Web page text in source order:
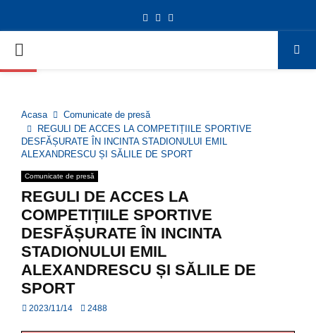
Deschide bara de unelte
Facebook
Twitter
PRIMARY
Acasa
Comunicate de presă
REGULI DE ACCES LA COMPETIȚIILE SPORTIVE
DESFĂȘURATE ÎN INCINTA STADIONULUI EMIL
ALEXANDRESCU ȘI SĂLILE DE SPORT
Comunicate de presă
REGULI DE ACCES LA
COMPETIȚIILE SPORTIVE
DESFĂȘURATE ÎN INCINTA
STADIONULUI EMIL
ALEXANDRESCU ȘI SĂLILE DE
SPORT
2023/11/14 2488